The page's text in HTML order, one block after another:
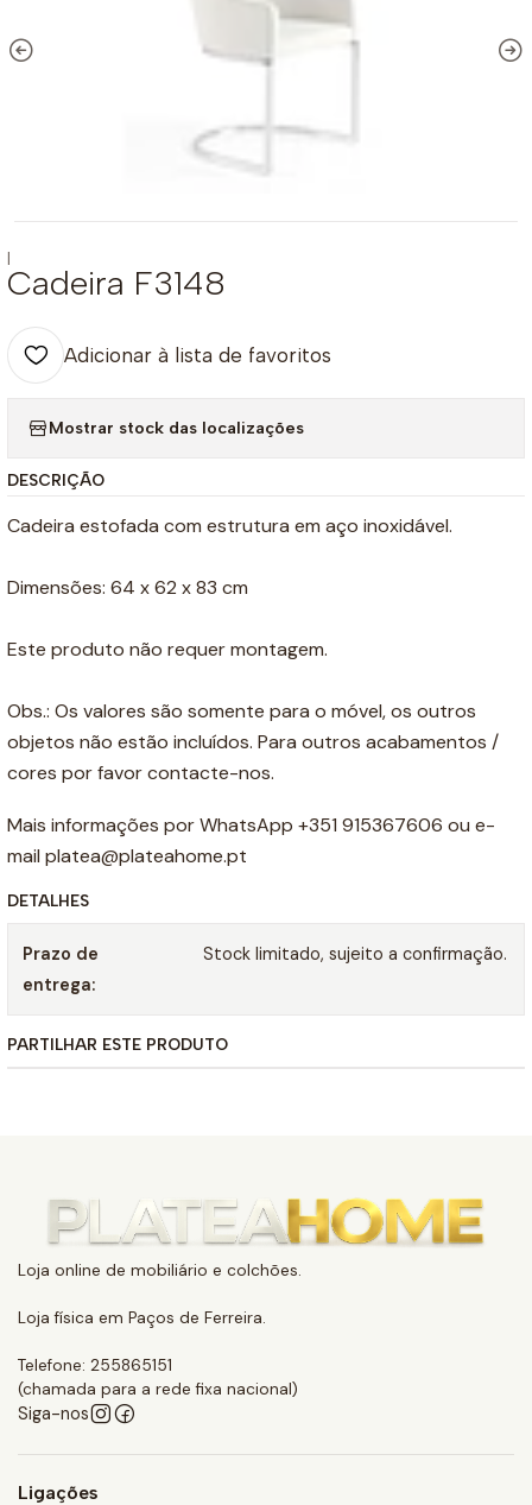
|
Cadeira F3148
Adicionar à lista de favoritos
Mostrar stock das localizações
DESCRIÇÃO
Cadeira estofada com estrutura em aço inoxidável.
Dimensões: 64 x 62 x 83 cm
Este produto não requer montagem.
Obs.: Os valores são somente para o móvel, os outros
objetos não estão incluídos. Para outros acabamentos /
cores por favor contacte-nos.
Mais informações por WhatsApp +351 915367606 ou e-
mail platea@plateahome.pt
DETALHES
Prazo de
entrega:
Stock limitado, sujeito a confirmação.
PARTILHAR ESTE PRODUTO
Loja online de mobiliário e colchões.
Loja física em Paços de Ferreira.
Telefone: 255865151
(chamada para a rede fixa nacional)
Siga-nos
Ligações